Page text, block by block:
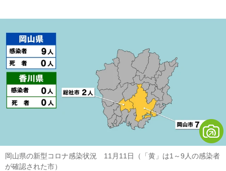
岡山県の新型コロナ感染状況 11月11日（「黄」は1～9人の感染者
が確認された市）